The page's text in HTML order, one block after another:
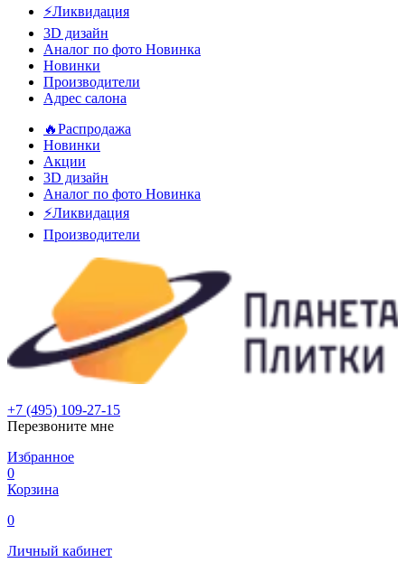
⚡️Ликвидация
3D дизайн
Аналог по фото Новинка
Новинки
Производители
Адрес салона
🔥Распродажа
Новинки
Акции
3D дизайн
Аналог по фото Новинка
⚡Ликвидация
Производители
+7 (495) 109-27-15
Перезвоните мне
Избранное
0
Корзина
0
Личный кабинет